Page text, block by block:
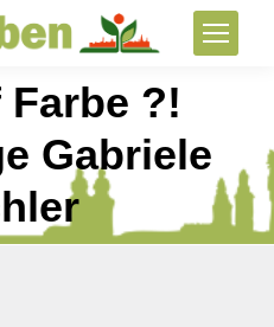
?!
Gabriele